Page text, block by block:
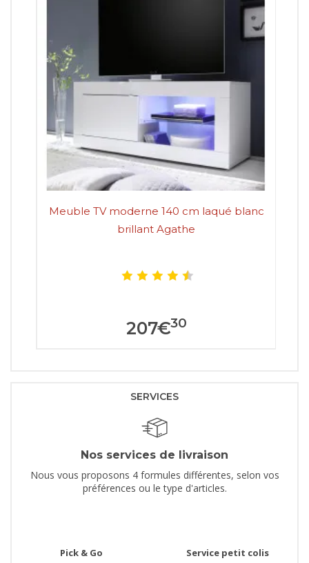
Meuble TV moderne 140 cm laqué blanc
brillant Agathe
207€30
SERVICES
Nos services de livraison
Nous vous proposons 4 formules différentes, selon vos
préférences ou le type d'articles.
Pick & Go Service petit colis